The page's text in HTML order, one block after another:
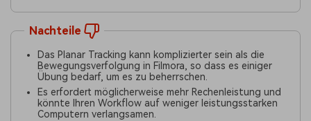
Nachteile
Das Planar Tracking kann komplizierter sein als die
Bewegungsverfolgung in Filmora, so dass es einiger
Übung bedarf, um es zu beherrschen.
Es erfordert möglicherweise mehr Rechenleistung und
könnte Ihren Workflow auf weniger leistungsstarken
Computern verlangsamen.